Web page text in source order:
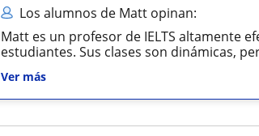
Los alumnos de Matt opinan:
Matt es un profesor de IELTS altamente
estudiantes. Sus clases son dinámicas,
Ver más